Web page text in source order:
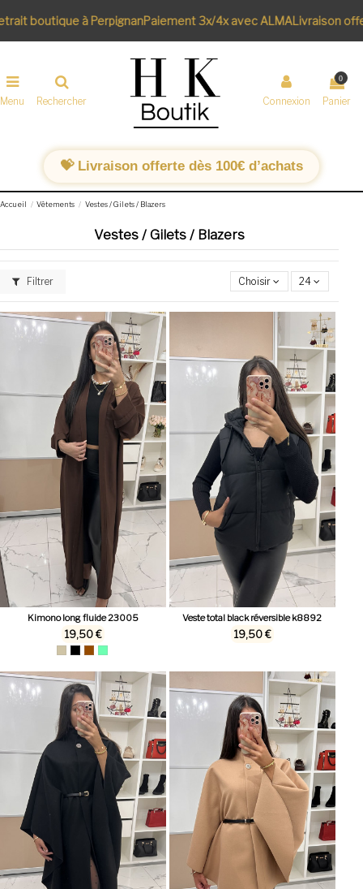
boutique à PerpignanPaiement 3x/4x avec ALMALivraison
Menu Rechercher Connexion
0
Panier
💝 Livraison offerte dès 100€ d’achats
Accueil Vêtements Vestes / Gilets / Blazers
Vestes / Gilets / Blazers
Filtrer Choisir 24
Kimono long fluide 23005
19,50 €
Veste total black réversible k8892
19,50 €